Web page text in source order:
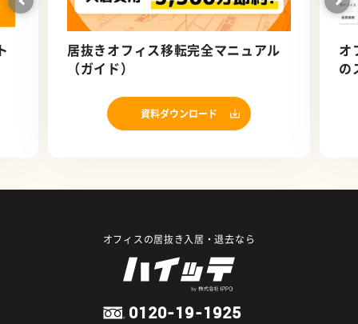
居抜きオフィス移転完全マニュアル
（ガイド）
資料ダウンロード
オ
の
オフィスの居抜き入居・退去なら
0120-19-1925